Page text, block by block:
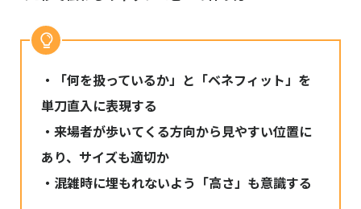
・「何を扱っているか」と「ベネフィット」を
単刀直入に表現する
・来場者が歩いてくる方向から見やすい位置に
あり、サイズも適切か
・混雑時に埋もれないよう「高さ」も意識する